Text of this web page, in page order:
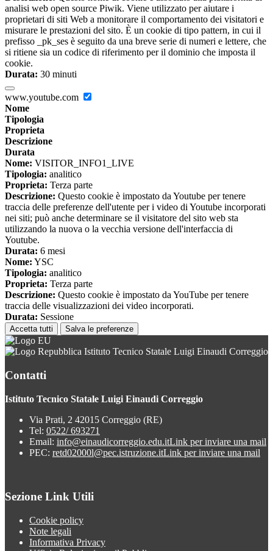
analisi web open source Piwik. Viene utilizzato per aiutare i
proprietari di siti Web a monitorare il comportamento dei visitatori e
misurare le prestazioni del sito. È un cookie di tipo pattern, in cui il
prefisso _pk_ses è seguito da una breve serie di numeri e lettere, che
si ritiene sia un codice di riferimento per il dominio che imposta il
cookie.
Durata: 30 minuti
www.youtube.com
Nome
Tipologia
Proprieta
Descrizione
Durata
Nome: VISITOR_INFO1_LIVE
Tipologia: analitico
Proprieta: Terza parte
Descrizione: Questo cookie è impostato da Youtube per tenere
traccia delle preferenze dell'utente per i video di Youtube incorporati
nei siti; può anche determinare se il visitatore del sito web sta
utilizzando la nuova o la vecchia versione dell'interfaccia di
Youtube.
Durata: 6 mesi
Nome: YSC
Tipologia: analitico
Proprieta: Terza parte
Descrizione: Questo cookie è impostato da YouTube per tenere
traccia delle visualizzazioni dei video incorporati.
Durata: Sessione
Accetta tutti Salva le preferenze
Istituto Tecnico Statale Luigi Einaudi Correggio
Contatti
Istituto Tecnico Statale Luigi Einaudi Correggio
Via Prati, 2 42015 Correggio (RE)
Tel: 0522/ 693271
Email: info@einaudicorreggio.edu.itLink per inviare una mail
PEC: retd02000l@pec.istruzione.itLink per inviare una mail
Sezione Link Utili
Cookie policy
Note legali
Informativa Privacy